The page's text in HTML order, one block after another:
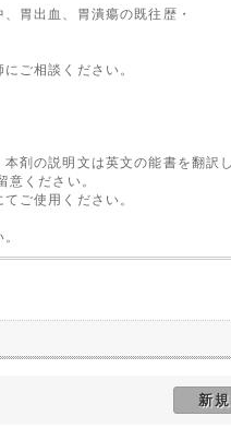
胃出血、胃潰瘍の既往歴・
ご相談ください。
剤の説明文は英文の能書を翻訳
ください。
ご使用ください。
新